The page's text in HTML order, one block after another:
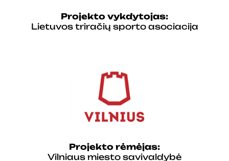
Projekto vykdytojas:
Lietuvos triračių sporto asociacija
Projekto rėmėjas:
Vilniaus miesto savivaldybė